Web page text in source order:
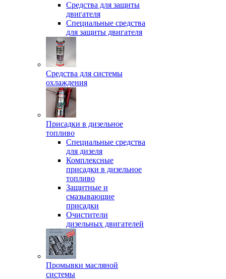
Средства для защиты
двигателя
Специальныe средства
для защиты двигателя
Средства для системы
охлаждения
Присадки в дизельное
топливо
Спeциальные средства
для дизеля
Комплексные
присадки в дизельное
топливо
Защитные и
смазывающие
присадки
Очистители
дизельных двигателей
Промывки масляной
системы